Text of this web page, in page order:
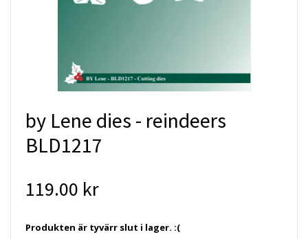
by Lene dies - reindeers
BLD1217
119.00 kr
Produkten är tyvärr slut i lager. :(